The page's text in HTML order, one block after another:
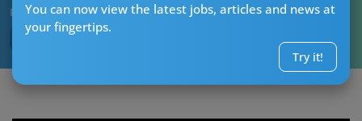
You can now view the latest jobs, articles and news at
your fingertips.
Try it!
Published: 2021-04-07